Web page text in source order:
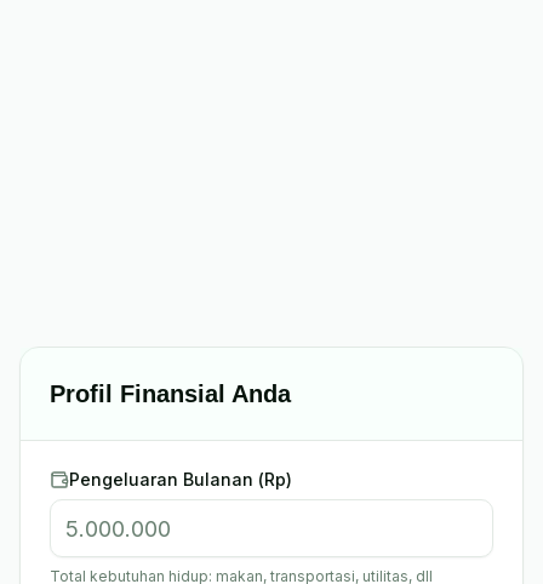
Profil Finansial Anda
Pengeluaran Bulanan (Rp)
Total kebutuhan hidup: makan, transportasi, utilitas, dll